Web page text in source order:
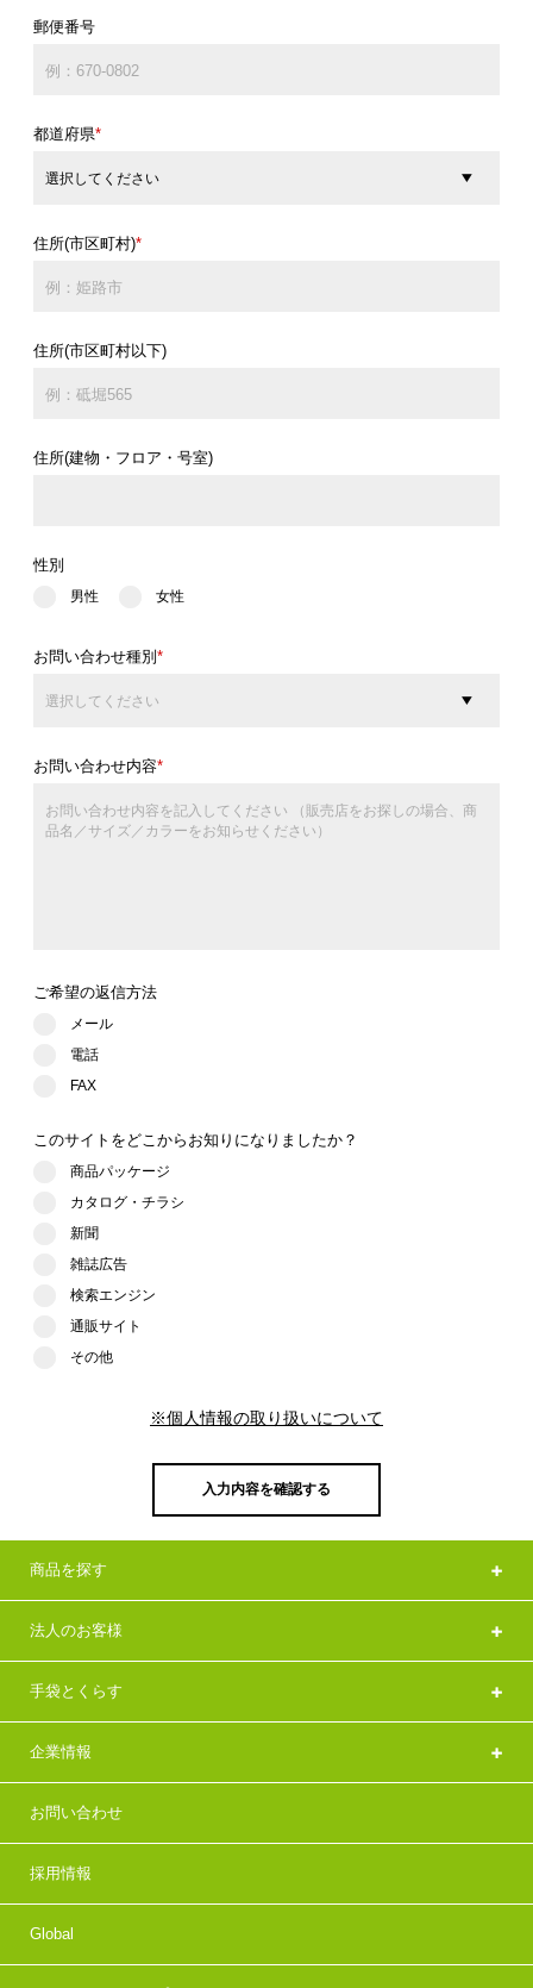
郵便番号
都道府県*
住所(市区町村)*
住所(市区町村以下)
住所(建物・フロア・号室)
性別
男性 女性
お問い合わせ種別 *
お問い合わせ内容*
ご希望の返信方法
メール
電話
FAX
このサイトをどこからお知りになりましたか？
商品パッケージ
カタログ・チラシ
新聞
雑誌広告
検索エンジン
通販サイト
その他
※個人情報の取り扱いについて
入力内容を確認する
商品を探す
法人のお客様
手袋とくらす
企業情報
お問い合わせ
採用情報
Global